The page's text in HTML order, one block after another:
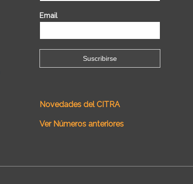
Email
Novedades del CITRA
Ver Números anteriores